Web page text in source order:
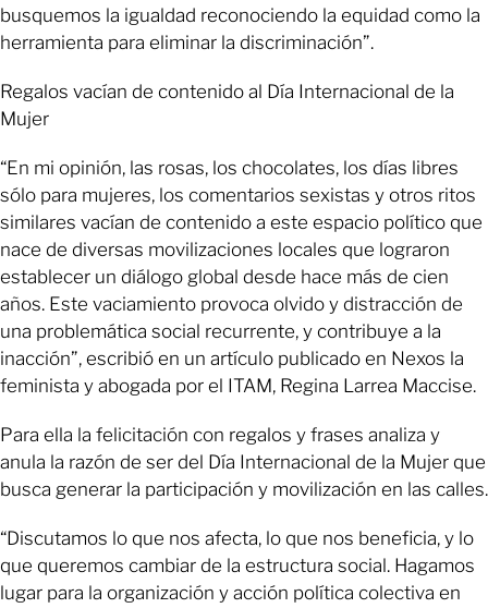
busquemos la igualdad reconociendo la equidad como la
herramienta para eliminar la discriminación”.
Regalos vacían de contenido al Día Internacional de la
Mujer
“En mi opinión, las rosas, los chocolates, los días libres
sólo para mujeres, los comentarios sexistas y otros ritos
similares vacían de contenido a este espacio político que
nace de diversas movilizaciones locales que lograron
establecer un diálogo global desde hace más de cien
años. Este vaciamiento provoca olvido y distracción de
una problemática social recurrente, y contribuye a la
inacción”, escribió en un artículo publicado en Nexos la
feminista y abogada por el ITAM, Regina Larrea Maccise.
Para ella la felicitación con regalos y frases analiza y
anula la razón de ser del Día Internacional de la Mujer que
busca generar la participación y movilización en las calles.
“Discutamos lo que nos afecta, lo que nos beneficia, y lo
que queremos cambiar de la estructura social. Hagamos
lugar para la organización y acción política colectiva en